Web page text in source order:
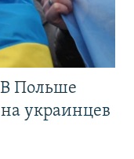
Польше
украинцев